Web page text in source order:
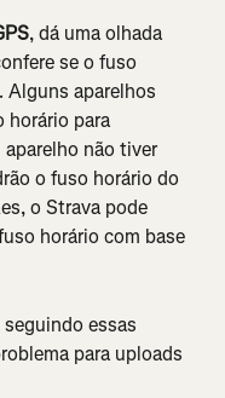
, dá uma olhada
se o fuso
Alguns aparelhos
horário para
aparelho não tiver
o fuso horário do
o Strava pode
horário com base
essas
para uploads